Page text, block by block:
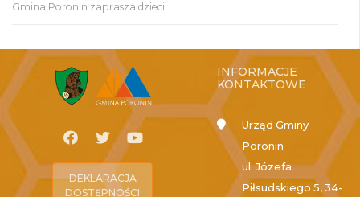
Gmina Poronin zaprasza dzieci...
DEKLARACJA
DOSTĘPNOŚCI
INFORMACJE
KONTAKTOWE
Urząd Gminy
Poronin
ul. Józefa
Piłsudskiego 5, 34-